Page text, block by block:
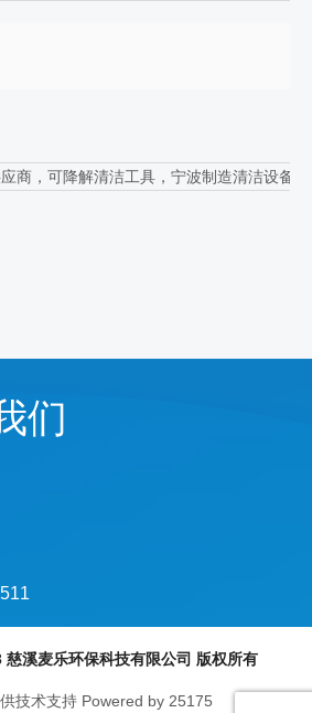
商，可降解清洁工具，宁波制造清洁设备
们
溪麦乐环保科技有限公司 版权所有
技术支持 Powered by 25175